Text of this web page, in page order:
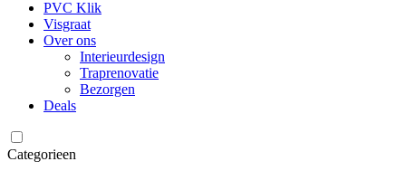
PVC Klik
Visgraat
Over ons
Interieurdesign
Traprenovatie
Bezorgen
Deals
Categorieen